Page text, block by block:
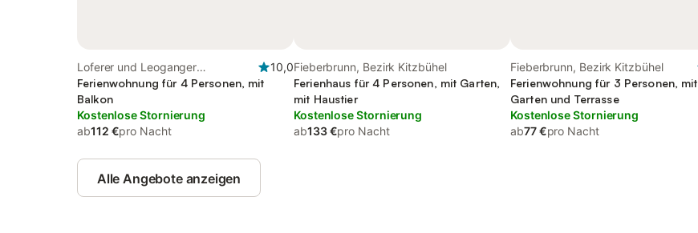
Loferer und Leoganger
Steinberge, Fieberbrunn
10,0
Ferienwohnung für 4 Personen, mit
Balkon
Kostenlose Stornierung
ab112 €pro Nacht
Fieberbrunn, Bezirk Kitzbühel
Ferienhaus für 4 Personen, mit Garten,
mit Haustier
Kostenlose Stornierung
ab133 €pro Nacht
Fieberbrunn, Bezirk Kitzbühel
Ferienwohnung für 3 Personen, mit
Garten und Terrasse
Kostenlose Stornierung
ab77 €pro Nacht
Alle Angebote anzeigen